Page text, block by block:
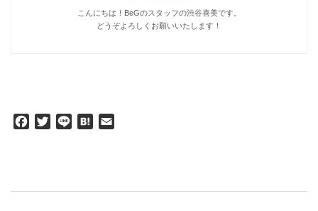
こんにちは！BeGのスタッフの渋谷喜美です。
どうぞよろしくお願いいたします！
Facebook
TwitterLine Hatena